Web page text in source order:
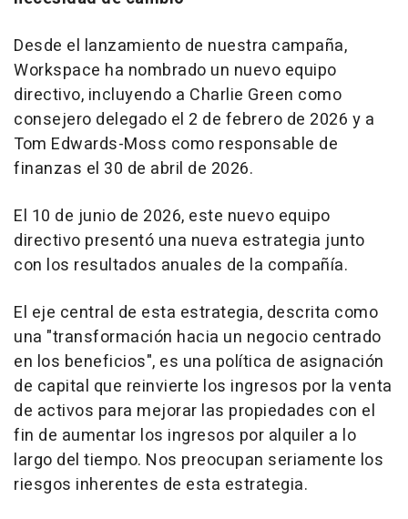
Desde el lanzamiento de nuestra campaña,
Workspace ha nombrado un nuevo equipo
directivo, incluyendo a Charlie Green como
consejero delegado el 2 de febrero de 2026 y a
Tom Edwards-Moss como responsable de
finanzas el 30 de abril de 2026.
El 10 de junio de 2026, este nuevo equipo
directivo presentó una nueva estrategia junto
con los resultados anuales de la compañía.
El eje central de esta estrategia, descrita como
una "transformación hacia un negocio centrado
en los beneficios", es una política de asignación
de capital que reinvierte los ingresos por la venta
de activos para mejorar las propiedades con el
fin de aumentar los ingresos por alquiler a lo
largo del tiempo. Nos preocupan seriamente los
riesgos inherentes de esta estrategia.